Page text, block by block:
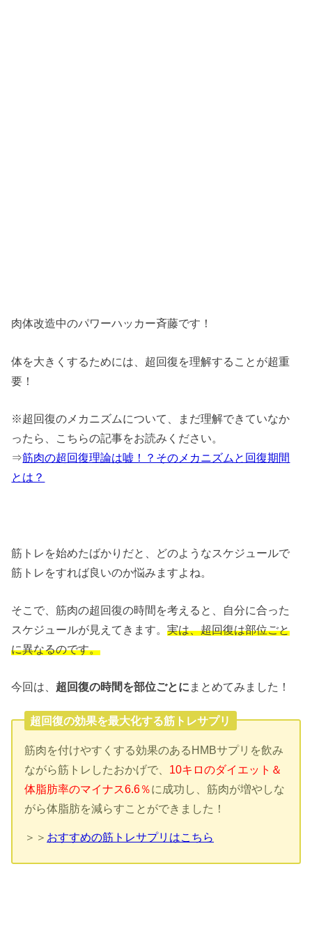
肉体改造中のパワーハッカー斉藤です！
体を大きくするためには、超回復を理解することが超重
要！
※超回復のメカニズムについて、まだ理解できていなか
ったら、こちらの記事をお読みください。
⇒筋肉の超回復理論は嘘！？そのメカニズムと回復期間
とは？
筋トレを始めたばかりだと、どのようなスケジュールで
筋トレをすれば良いのか悩みますよね。
そこで、筋肉の超回復の時間を考えると、自分に合った
スケジュールが見えてきます。実は、超回復は部位ごと
に異なるのです。
今回は、 超回復の時間を部位ごとに まとめてみました！
超回復の効果を最大化する筋トレサプリ
筋肉を付けやすくする効果のあるHMBサプリを飲み
ながら筋トレしたおかげで、 10キロのダイエット＆
体脂肪率のマイナス6.6％に成功し、筋肉が増やしな
がら体脂肪を減らすことができました！
＞＞ おすすめの筋トレサプリはこちら